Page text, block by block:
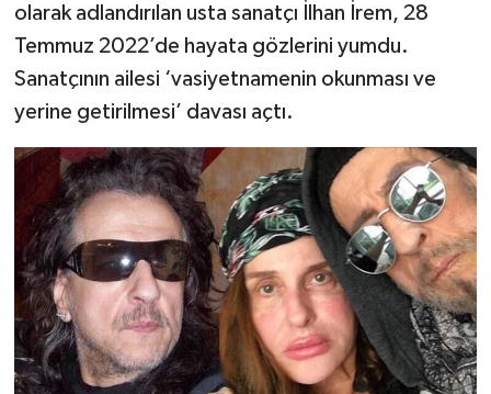
olarak adlandırılan usta sanatçı İlhan İrem, 28
Temmuz 2022’de hayata gözlerini yumdu.
Sanatçının ailesi ‘vasiyetnamenin okunması ve
yerine getirilmesi’ davası açtı.